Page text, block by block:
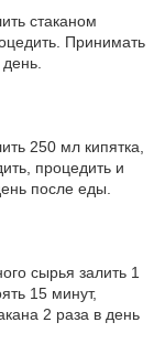
стаканом
Принимать
250 мл кипятка,
процедить и
после еды.
сырья залить 1
15 минут,
2 раза в день